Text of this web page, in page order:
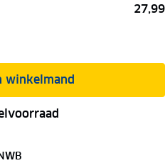
27,99
winkelmand